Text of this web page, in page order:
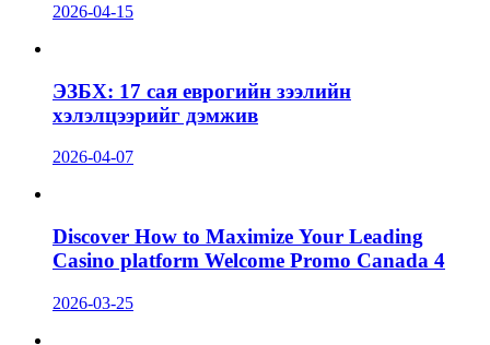
2026-04-15
ЭЗБХ: 17 сая еврогийн зээлийн
хэлэлцээрийг дэмжив
2026-04-07
Discover How to Maximize Your Leading
Casino platform Welcome Promo Canada 4
2026-03-25